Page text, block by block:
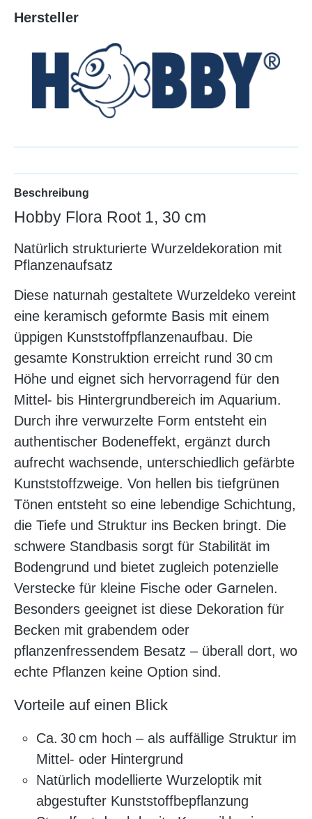
Hersteller
Beschreibung
Hobby Flora Root 1, 30 cm
Natürlich strukturierte Wurzeldekoration mit
Pflanzenaufsatz
Diese naturnah gestaltete Wurzeldeko vereint
eine keramisch geformte Basis mit einem
üppigen Kunststoffpflanzenaufbau. Die
gesamte Konstruktion erreicht rund 30 cm
Höhe und eignet sich hervorragend für den
Mittel- bis Hintergrundbereich im Aquarium.
Durch ihre verwurzelte Form entsteht ein
authentischer Bodeneffekt, ergänzt durch
aufrecht wachsende, unterschiedlich gefärbte
Kunststoffzweige. Von hellen bis tiefgrünen
Tönen entsteht so eine lebendige Schichtung,
die Tiefe und Struktur ins Becken bringt. Die
schwere Standbasis sorgt für Stabilität im
Bodengrund und bietet zugleich potenzielle
Verstecke für kleine Fische oder Garnelen.
Besonders geeignet ist diese Dekoration für
Becken mit grabendem oder
pflanzenfressendem Besatz – überall dort, wo
echte Pflanzen keine Option sind.
Vorteile auf einen Blick
Ca. 30 cm hoch – als auffällige Struktur im
Mittel- oder Hintergrund
Natürlich modellierte Wurzeloptik mit
abgestufter Kunststoffbepflanzung